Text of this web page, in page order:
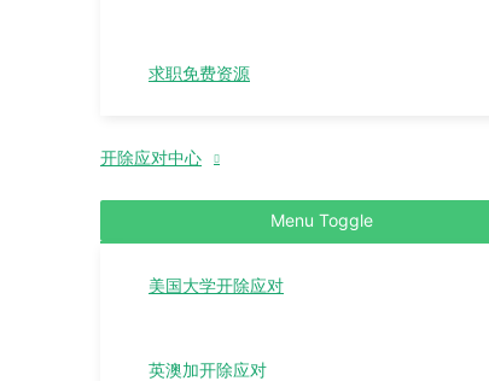
求职免费资源
开除应对中心
Menu Toggle
美国大学开除应对
英澳加开除应对